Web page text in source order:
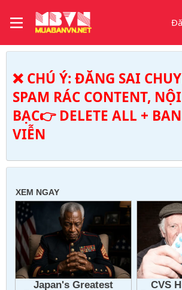
❌ CHÚ Ý: ĐĂNG SAI
SPAM RÁC CONTENT,
BẠC👉 DELETE ALL +
VIỄN